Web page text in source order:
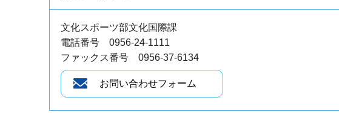
文化スポーツ部文化国際課
電話番号 0956-24-1111
ファックス番号 0956-37-6134